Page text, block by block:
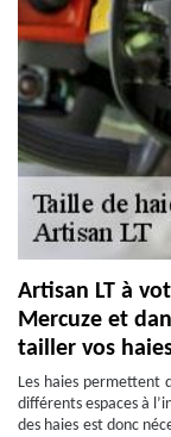
Artisan LT à
Mercuze et
tailler vos
Les haies
différents espaces à
des haies est donc